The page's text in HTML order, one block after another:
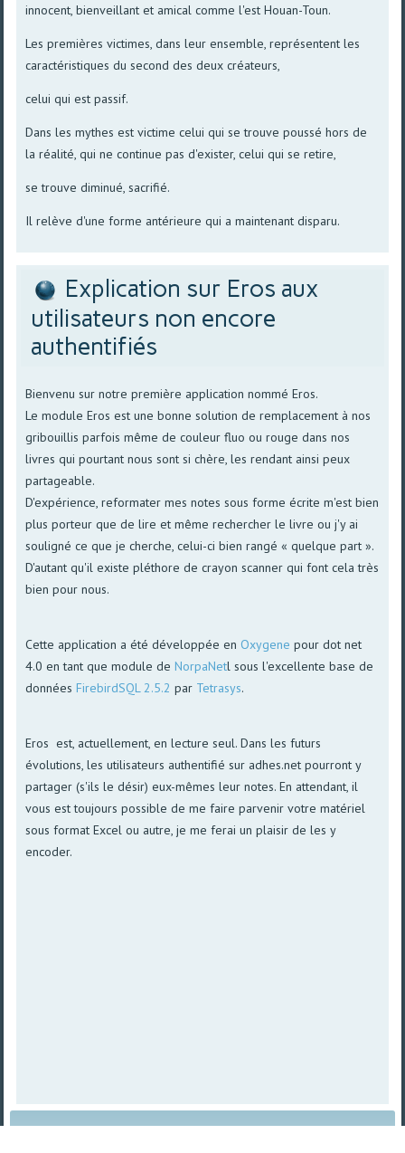
innocent, bienveillant et amical comme l'est Houan-Toun.
Les premières victimes, dans leur ensemble, représentent les
caractéristiques du second des deux créateurs,
celui qui est passif.
Dans les mythes est victime celui qui se trouve poussé hors de
la réalité, qui ne continue pas d'exister, celui qui se retire,
se trouve diminué, sacrifié.
Il relève d'une forme antérieure qui a maintenant disparu.
Explication sur Eros aux
utilisateurs non encore
authentifiés
Bienvenu sur notre première application nommé Eros.
Le module Eros est une bonne solution de remplacement à nos
gribouillis parfois même de couleur fluo ou rouge dans nos
livres qui pourtant nous sont si chère, les rendant ainsi peux
partageable.
D'expérience, reformater mes notes sous forme écrite m'est bien
plus porteur que de lire et même rechercher le livre ou j'y ai
souligné ce que je cherche, celui-ci bien rangé « quelque part ».
D'autant qu'il existe pléthore de crayon scanner qui font cela très
bien pour nous.
Cette application a été développée en Oxygene pour dot net
4.0 en tant que module deNorpaNetl sous l'excellente base de
donnéesFirebirdSQL 2.5.2 par Tetrasys.
Eros est, actuellement, en lecture seul. Dans les futurs
évolutions, les utilisateurs authentifié sur adhes.net pourront y
partager (s'ils le désir) eux-mêmes leur notes. En attendant, il
vous est toujours possible de me faire parvenir votre matériel
sous format Excel ou autre, je me ferai un plaisir de les y
encoder.